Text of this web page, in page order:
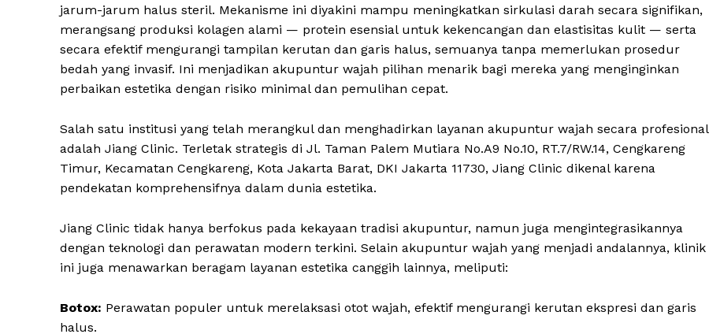
jarum-jarum halus steril. Mekanisme ini diyakini mampu meningkatkan sirkulasi darah secara signifikan,
merangsang produksi kolagen alami — protein esensial untuk kekencangan dan elastisitas kulit — serta
secara efektif mengurangi tampilan kerutan dan garis halus, semuanya tanpa memerlukan prosedur
bedah yang invasif. Ini menjadikan akupuntur wajah pilihan menarik bagi mereka yang menginginkan
perbaikan estetika dengan risiko minimal dan pemulihan cepat.
Salah satu institusi yang telah merangkul dan menghadirkan layanan akupuntur wajah secara profesional
adalah Jiang Clinic. Terletak strategis di Jl. Taman Palem Mutiara No.A9 No.10, RT.7/RW.14, Cengkareng
Timur, Kecamatan Cengkareng, Kota Jakarta Barat, DKI Jakarta 11730, Jiang Clinic dikenal karena
pendekatan komprehensifnya dalam dunia estetika.
Jiang Clinic tidak hanya berfokus pada kekayaan tradisi akupuntur, namun juga mengintegrasikannya
dengan teknologi dan perawatan modern terkini. Selain akupuntur wajah yang menjadi andalannya, klinik
ini juga menawarkan beragam layanan estetika canggih lainnya, meliputi:
Botox: Perawatan populer untuk merelaksasi otot wajah, efektif mengurangi kerutan ekspresi dan garis
halus.